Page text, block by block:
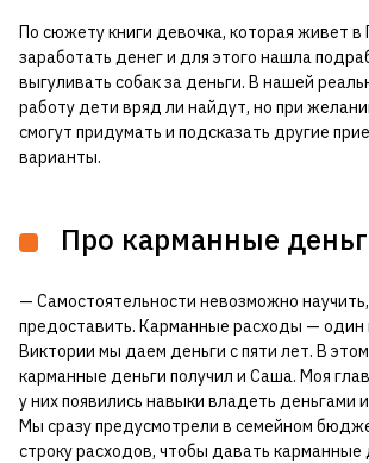
По сюжету книги девочка, которая живет
заработать денег и для этого нашла
выгуливать собак за деньги. В нашей
работу дети вряд ли найдут, но при
смогут придумать и подсказать другие
варианты.
Про карманные
— Самостоятельности невозможно
предоставить. Карманные расходы — один
Виктории мы даем деньги с пяти лет. В
карманные деньги получил и Саша. Моя
у них появились навыки владеть деньгами
Мы сразу предусмотрели в семейном
строку расходов, чтобы давать карманные